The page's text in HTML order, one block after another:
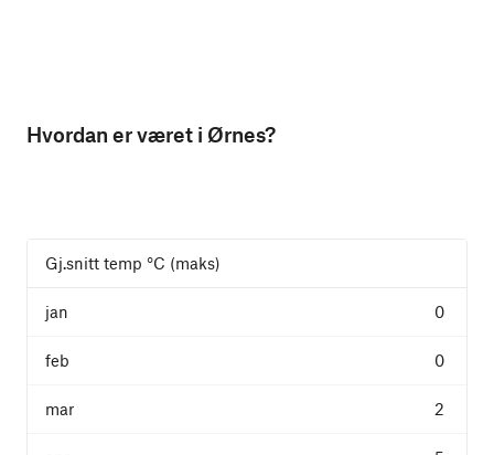
Hvordan er været i Ørnes?
Gj.snitt temp °C (maks)
0
0
2